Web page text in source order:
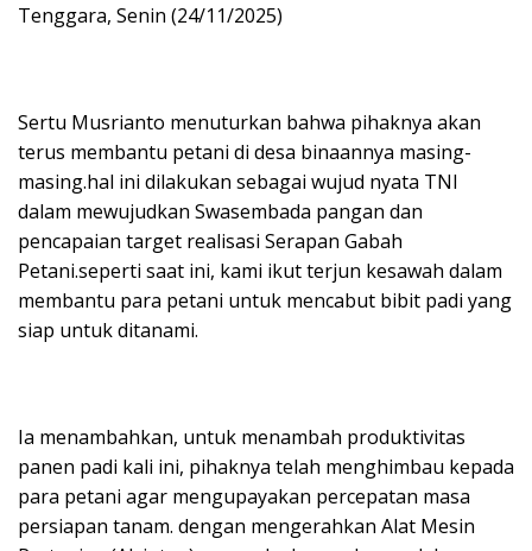
Tenggara, Senin (24/11/2025)
Sertu Musrianto menuturkan bahwa pihaknya akan
terus membantu petani di desa binaannya masing-
masing.hal ini dilakukan sebagai wujud nyata TNI
dalam mewujudkan Swasembada pangan dan
pencapaian target realisasi Serapan Gabah
Petani.seperti saat ini, kami ikut terjun kesawah dalam
membantu para petani untuk mencabut bibit padi yang
siap untuk ditanami.
Ia menambahkan, untuk menambah produktivitas
panen padi kali ini, pihaknya telah menghimbau kepada
para petani agar mengupayakan percepatan masa
persiapan tanam. dengan mengerahkan Alat Mesin